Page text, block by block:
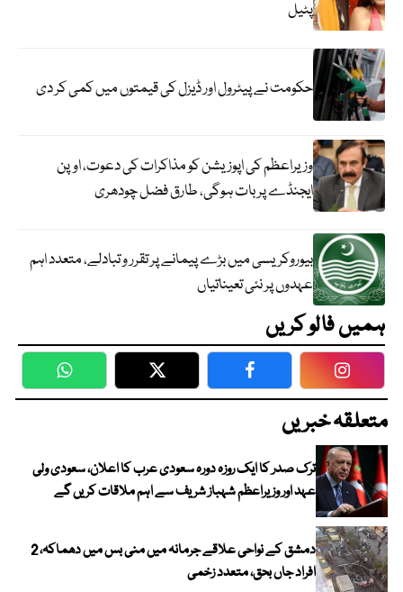
پٹیل
حکومت نے پیٹرول اور ڈیزل کی قیمتوں میں کمی کر دی
وزیراعظم کی اپوزیشن کو مذاکرات کی دعوت، اوپن
ایجنڈے پر بات ہوگی، طارق فضل چودھری
بیوروکریسی میں بڑے پیمانے پر تقرر و تبادلے، متعدد اہم
عہدوں پر نئی تعیناتیاں
ہمیں فالو کریں
WhatsApp Twitter Facebook
متعلقہ خبریں
ترک صدر کا ایک روزہ دورہ سعودی عرب کا اعلان، سعودی ولی
عہد اور وزیراعظم شہباز شریف سے اہم ملاقات کریں گے
دمشق کے نواحی علاقے جرمانہ میں منی بس میں دھماکہ، 2
افراد جاں بحق، متعدد زخمی